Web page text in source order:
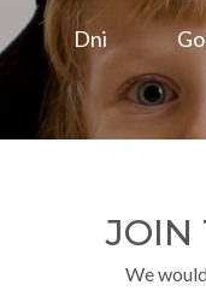
Dni
JOIN
We